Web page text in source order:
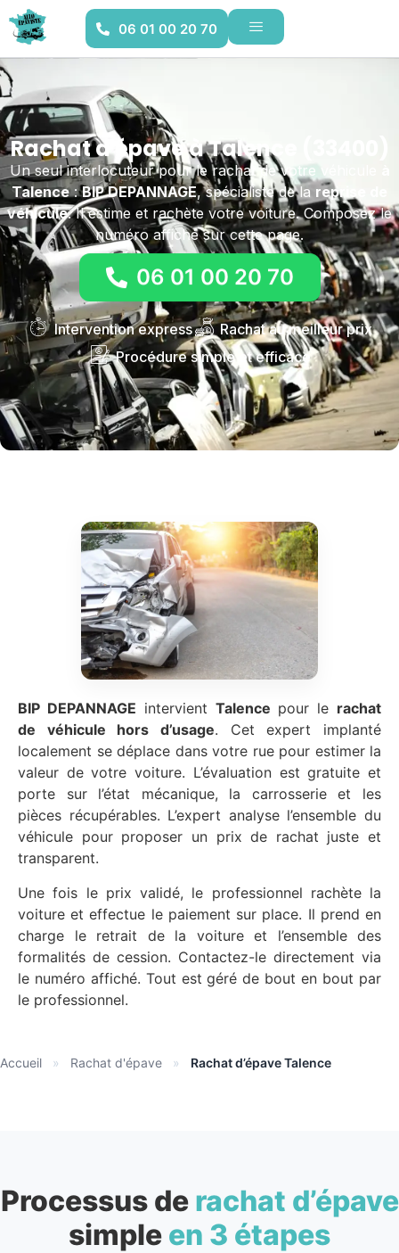
06 01 00 20 70
Rachat d'épave à Talence (33400)
Un seul interlocuteur pour le rachat de votre véhicule
Talence:BIP DEPANNAGE, spécialiste de la reprise de
véhicule. Il estime et rachète votre voiture. Composez le
numéro affiché sur cette page.
06 01 00 20 70
Intervention express
Rachat au meilleur prix
Procédure simple et efficace
BIP DEPANNAGE intervient Talence pour le rachat
de véhicule hors d’usage. Cet expert implanté
localement se déplace dans votre rue pour estimer la
valeur de votre voiture. L’évaluation est gratuite et
porte sur l’état mécanique, la carrosserie et les
pièces récupérables. L’expert analyse l’ensemble du
véhicule pour proposer un prix de rachat juste et
transparent.
Une fois le prix validé, le professionnel rachète la
voiture et effectue le paiement sur place. Il prend en
charge le retrait de la voiture et l’ensemble des
formalités de cession. Contactez-le directement via
le numéro affiché. Tout est géré de bout en bout par
le professionnel.
Accueil » Rachat d'épave » Rachat d’épave Talence
Processus de rachat d’épave
simple en 3 étapes